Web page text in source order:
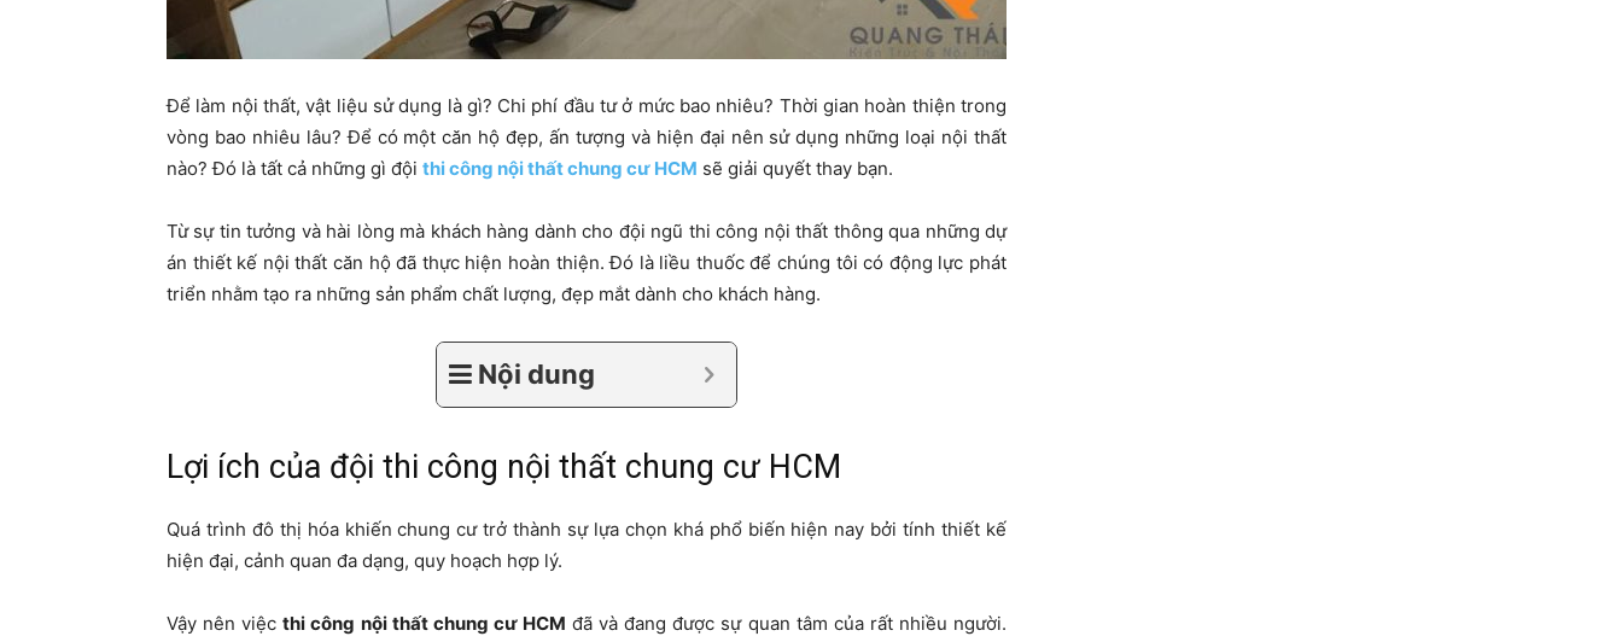
Để làm nội thất, vật liệu sử dụng là gì? Chi phí đầu tư ở mức bao nhiêu? Thời gian hoàn thiện trong
vòng bao nhiêu lâu? Để có một căn hộ đẹp, ấn tượng và hiện đại nên sử dụng những loại nội thất
nào? Đó là tất cả những gì đội thi công nội thất chung cư HCM sẽ giải quyết thay bạn.
Từ sự tin tưởng và hài lòng mà khách hàng dành cho đội ngũ thi công nội thất thông qua những dự
án thiết kế nội thất căn hộ đã thực hiện hoàn thiện. Đó là liều thuốc để chúng tôi có động lực phát
triển nhằm tạo ra những sản phẩm chất lượng, đẹp mắt dành cho khách hàng.
Nội dung
Lợi ích của đội thi công nội thất chung cư HCM
Quá trình đô thị hóa khiến chung cư trở thành sự lựa chọn khá phổ biến hiện nay bởi tính thiết kế
hiện đại, cảnh quan đa dạng, quy hoạch hợp lý.
Vậy nên việcthi công nội thất chung cư HCM đã và đang được sự quan tâm của rất nhiều người.